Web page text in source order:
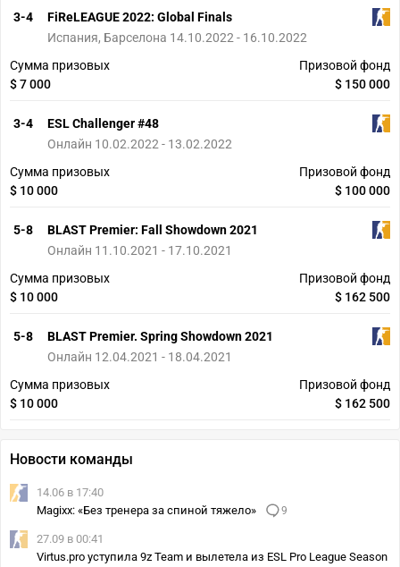
3-4
FiReLEAGUE 2022: Global Finals
Испания, Барселона 14.10.2022 - 16.10.2022
Сумма призовых
$ 7 000
Призовой фонд
$ 150 000
3-4
ESL Challenger #48
Онлайн 10.02.2022 - 13.02.2022
Сумма призовых
$ 10 000
Призовой фонд
$ 100 000
5-8
BLAST Premier: Fall Showdown 2021
Онлайн 11.10.2021 - 17.10.2021
Сумма призовых
$ 10 000
Призовой фонд
$ 162 500
5-8
BLAST Premier. Spring Showdown 2021
Онлайн 12.04.2021 - 18.04.2021
Сумма призовых
$ 10 000
Призовой фонд
$ 162 500
Новости команды
14.06 в 17:40
Magixx: «Без тренера за спиной тяжело»
9
27.09 в 00:41
Virtus.pro уступила 9z Team и вылетела из ESL Pro League Season